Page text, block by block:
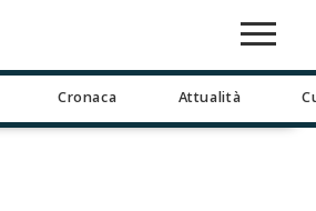
Cronaca Attualità